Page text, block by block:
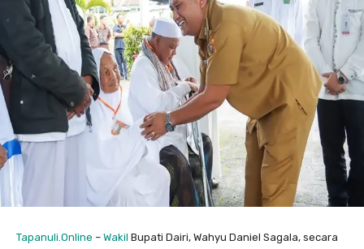
Tapanuli.Online – Wakil Bupati Dairi, Wahyu Daniel Sagala, secara